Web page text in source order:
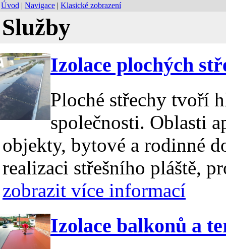
Úvod | Navigace | Klasické zobrazení
Služby
Izolace plochých
Ploché střechy tvoří
společnosti. Oblasti
objekty, bytové a rodinné
realizaci střešního pláště,
zobrazit více informací
Izolace balkonů a